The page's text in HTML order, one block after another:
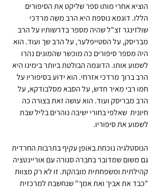
הוציא אחרי מותו ספר שליקט את הסיפורים
הללו. דוגמא נוספת היא הרב משה מרדכי
שולזינגר זצ"ל שהיה מספר בדרשותיו על הרב
מבריסק, על הסטייפלער, על הרב שך ועוד. הוא
היה מספר סיפורים כה מוכשר שהמונים נהרו
לשמוע אותו. הדוגמה הבולטת ביותר בימינו היא
הרב ברוך מרדכי אזרחי. הוא ידוע בסיפוריו על
חמו רבי מאיר חדש, על הסבא מסלבודקא, על
הרב מבריסק ועוד. הוא עושה זאת בצורה כה
חיונית  שאלפי בחורי ישיבה נוהרים בליל שבת
לשמוע את סיפוריו.
הנוסטלגיה נוכחת באופן עקיף בתרבות החרדית
גם משום שמדובר בחברה סגורה עם אוריינטציה
קהילתית ומשפחתית מובהקת. זו לא רק מצוות
"כבד את אביך ואת אמך" שנחשבת למרכזית